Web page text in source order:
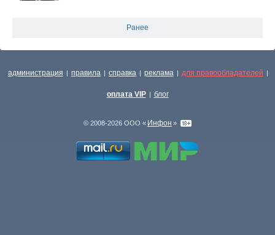
Ранее
администрация | правила | справка | реклама | для правообладателей |
оплата VIP | блог
© 2008-2026 ООО « Инфон »